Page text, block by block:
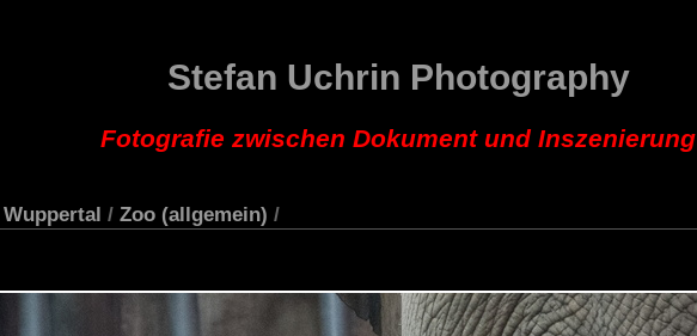
Stefan Uchrin Photography
Fotografie zwischen Dokument und Inszenierung
Wuppertal / Zoo (allgemein) /